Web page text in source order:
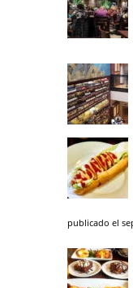
publicado el